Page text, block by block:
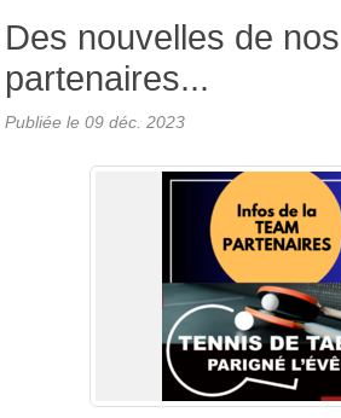
Des nouvelles de nos
partenaires...
Publiée le 09 déc. 2023